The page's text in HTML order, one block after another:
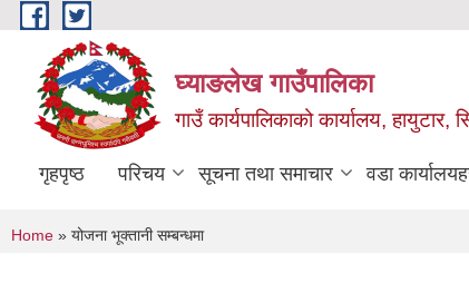
Skip to main content
घ्याङलेख गाउँपालिका
गाउँ कार्यपालिकाको कार्यालय,
गृहपृष्ठ परिचय सूचना तथा समाचार वडा
You are here
Home » योजना भूक्तानी सम्बन्धमा